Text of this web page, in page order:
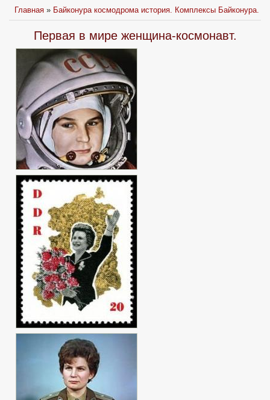
Главная » Байконура космодрома история. Комплексы Байконура.
Первая в мире женщина-космонавт.